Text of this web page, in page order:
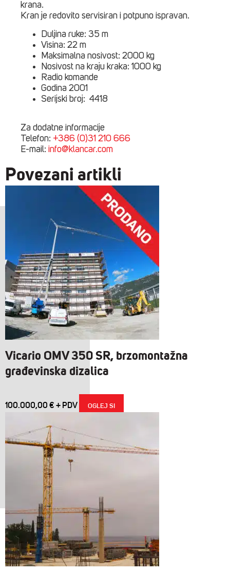
krana.
Kran je redovito servisiran i potpuno ispravan.
Duljina ruke: 35 m
Visina: 22 m
Maksimalna nosivost: 2000 kg
Nosivost na kraju kraka: 1000 kg
Radio komande
Godina 2001
Serijski broj: 4418
Za dodatne informacije
Telefon: +386 (0)31 210 666
E-mail: info@klancar.com
Povezani artikli
Vicario OMV 350 SR, brzomontažna
građevinska dizalica
100.000,00 € OGLEJ SI